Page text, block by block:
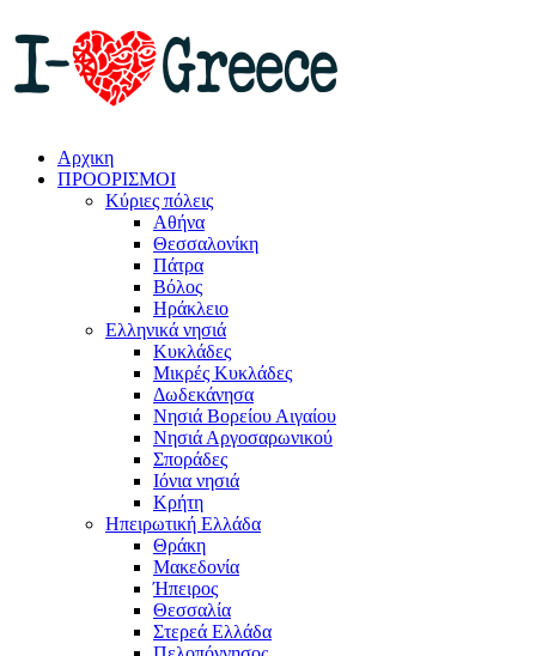
Αρχικη
ΠΡΟΟΡΙΣΜΟΙ
Κύριες πόλεις
Αθήνα
Θεσσαλονίκη
Πάτρα
Βόλος
Ηράκλειο
Ελληνικά νησιά
Κυκλάδες
Μικρές Κυκλάδες
Δωδεκάνησα
Νησιά Βορείου Αιγαίου
Νησιά Αργοσαρωνικού
Σποράδες
Ιόνια νησιά
Κρήτη
Ηπειρωτική Ελλάδα
Θράκη
Μακεδονία
Ήπειρος
Θεσσαλία
Στερεά Ελλάδα